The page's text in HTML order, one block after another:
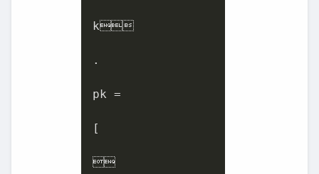
k
.
pk =
[
